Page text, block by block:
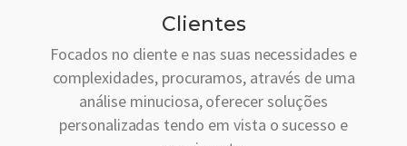
Clientes
Focados no cliente e nas suas necessidades e
complexidades, procuramos, através de uma
análise minuciosa, oferecer soluções
personalizadas tendo em vista o sucesso e